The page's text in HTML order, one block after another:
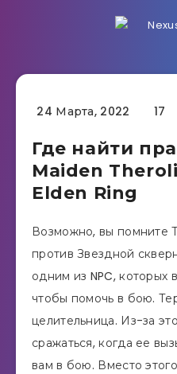
24 Марта, 2022 17
Где найти
Maiden
Elden Ring
Возможно, вы помните
против Звездной
одним из NPC, которых
чтобы помочь в бою.
целительница. Из-за
сражаться, когда ее
вам в бою. Вместо